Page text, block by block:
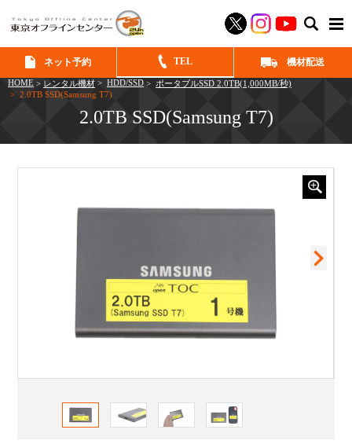
ネット予約 TEL 機材配送
HOME > レンタル機材 > HDD/SSD > ポータブルSSD 2.0TB(1,000MB/秒)
> 2.0TB SSD(Samsung T7)
2.0TB SSD(Samsung T7)